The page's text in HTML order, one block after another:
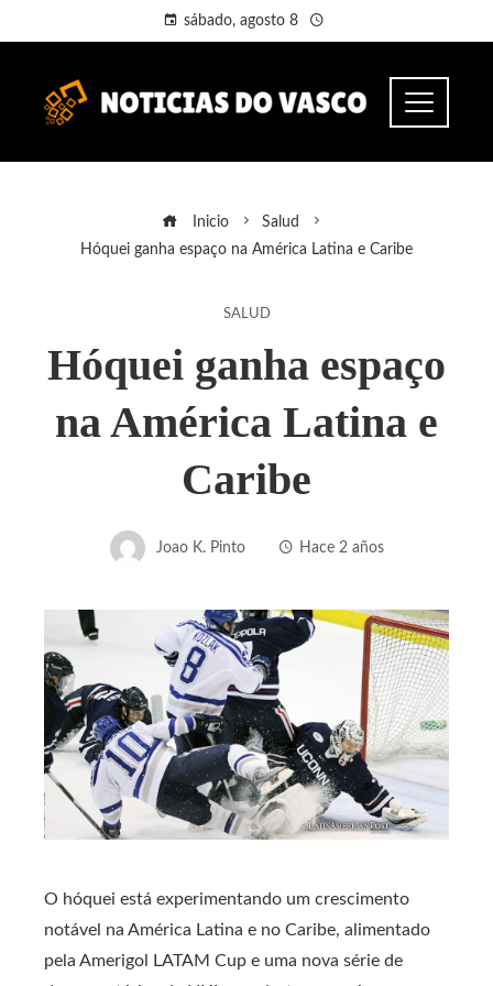
sábado, agosto 8
Inicio
Salud
Hóquei ganha espaço na América Latina e Caribe
SALUD
Hóquei ganha espaço
na América Latina e
Caribe
Joao K. Pinto Hace 2 años
O hóquei está experimentando um crescimento
notável na América Latina e no Caribe, alimentado
pela Amerigol LATAM Cup e uma nova série de